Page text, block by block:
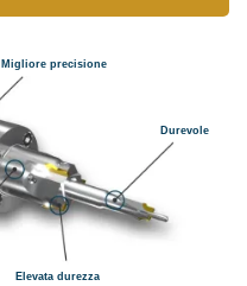
Migliore precisione
Durevole
Elevata durezza